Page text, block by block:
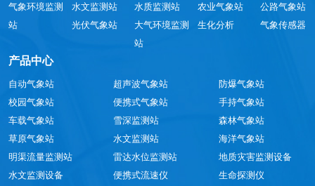
气象环境监测
站
水文监测站 水质监测站 农业气象站
公路气象站
光伏气象站
大气环境监测
站
生化分析 气象传感器
产品中心
自动气象站 超声波气象站
防爆气象站
校园气象站
便携式气象站
手持气象站
车载气象站
雪深监测站
森林气象站
草原气象站
水文监测站
海洋气象站
明渠流量监测站
雷达水位监测站
地质灾害监测设备
水文监测设备
便携式流速仪 生命探测仪